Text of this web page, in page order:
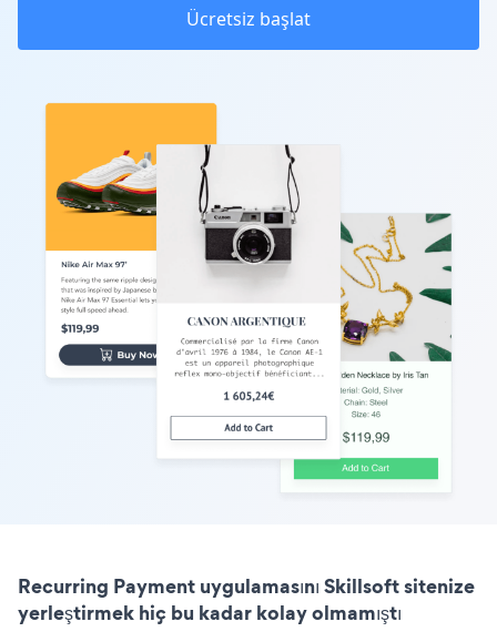
Ücretsiz başlat
Recurring Payment uygulamasını Skillsoft sitenize
yerleştirmek hiç bu kadar kolay olmamıştı